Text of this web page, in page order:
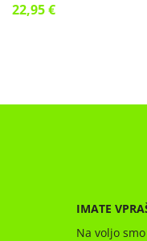
22,95 €
IMATE
Na voljo